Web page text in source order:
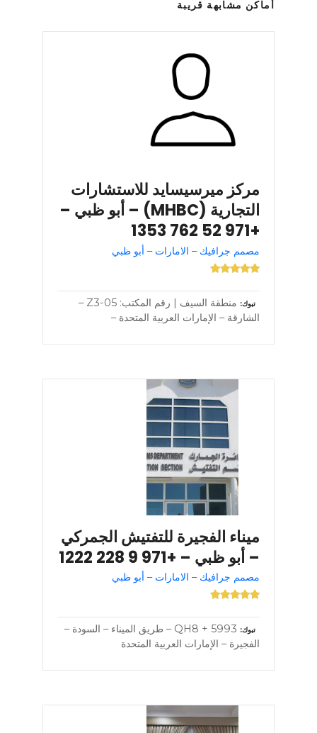
أماكن مشابهة قريبة
مركز ميرسيسايد للاستشارات
التجارية (MHBC) – أبو ظبي –
+971 52 762 1353
مصمم جرافيك – الامارات – أبو ظبي
تبوك
منطقة السيف | رقم المكتب: Z3-05 –
الشارقة – الإمارات العربية المتحدة –
ميناء الفجيرة للتفتيش الجمركي
– أبو ظبي – +971 9 228 1222
مصمم جرافيك – الامارات – أبو ظبي
تبوك
5993 + QH8 – طريق الميناء – السودة –
الفجيرة – الإمارات العربية المتحدة